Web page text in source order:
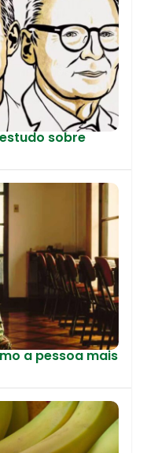
sobre
a pessoa mais